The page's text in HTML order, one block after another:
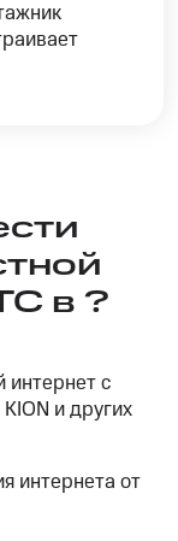
в ?
с
и других
интернета от